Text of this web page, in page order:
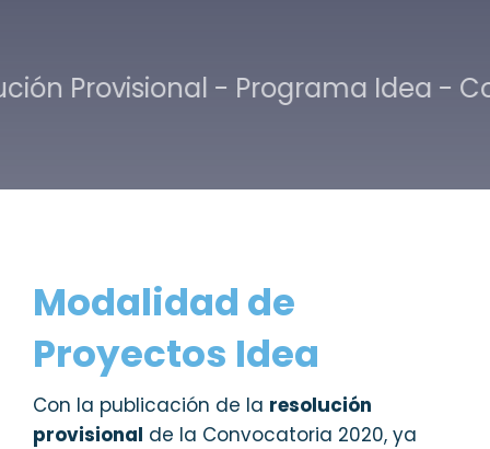
Provisional - Programa Idea -
Modalidad de
Proyectos Idea
Con la publicación de la resolución
provisional de la Convocatoria 2020, ya